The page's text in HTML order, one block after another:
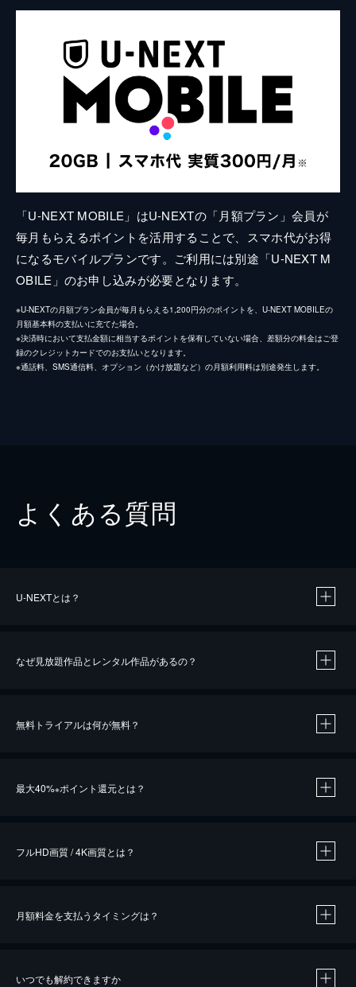
「U-NEXT MOBILE」はU-NEXTの「月額プラン」会員が
毎月もらえるポイントを活用することで、スマホ代がお得
になるモバイルプランです。ご利用には別途「U-NEXT M
OBILE」のお申し込みが必要となります。
※U-NEXTの月額プラン会員が毎月もらえる1,200円分のポイントを、U-NEXT MOBILEの
月額基本料の支払いに充てた場合。
※決済時において支払金額に相当するポイントを保有していない場合、差額分の料金はご登
録のクレジットカードでのお支払いとなります。
※通話料、SMS通信料、オプション（かけ放題など）の月額利用料は別途発生します。
よくある質問
U-NEXTとは？
なぜ見放題作品とレンタル作品があるの？
無料トライアルは何が無料？
最大40%※ポイント還元とは？
※40％ポイント還元の対象は、クレジットカード決済による作品の購入 / レンタルです。
フルHD画質 / 4K画質とは？
月額料金を支払うタイミングは？
いつでも解約できますか